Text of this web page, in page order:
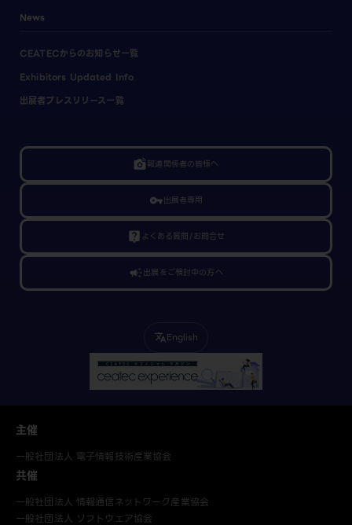
News
CEATECからのお知らせ一覧
Exhibitors Updated Info
出展者プレスリリース一覧
linked_camera報道関係者の皆様へ
vpn_key出展者専用
live_help よくある質問/お問合せ
campaign出展をご検討中の方へ
translateEnglish
主催
一般社団法人 電子情報技術産業協会
共催
一般社団法人 情報通信ネットワーク産業協会
一般社団法人 ソフトウェア協会